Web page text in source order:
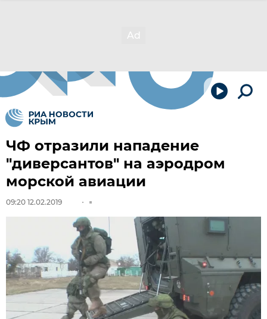
ЧФ отразили нападение
"диверсантов" на аэродром
морской авиации
09:20 12.02.2019